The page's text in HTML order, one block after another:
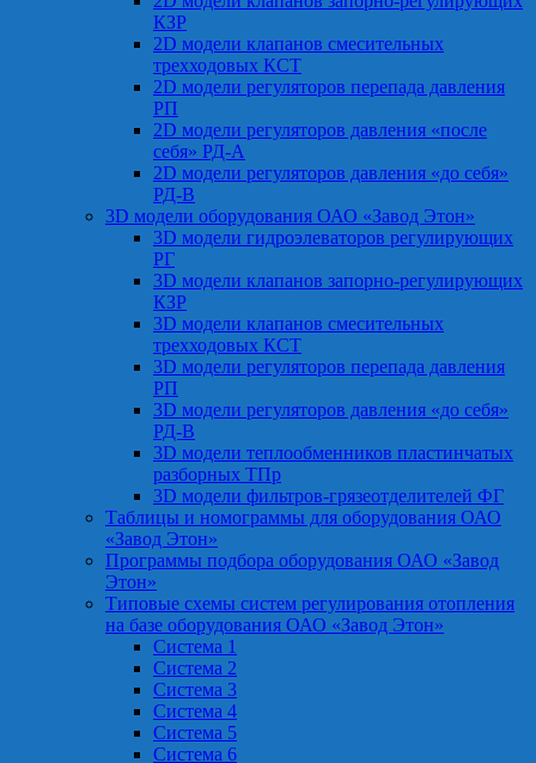
КЗР
2D модели клапанов смесительных
трехходовых КСТ
2D модели регуляторов перепада давления
РП
2D модели регуляторов давления «после
себя» РД-А
2D модели регуляторов давления «до себя»
РД-В
3D модели оборудования ОАО «Завод Этон»
3D модели гидроэлеваторов регулирующих
РГ
3D модели клапанов запорно-регулирующих
КЗР
3D модели клапанов смесительных
трехходовых КСТ
3D модели регуляторов перепада давления
РП
3D модели регуляторов давления «до себя»
РД-В
3D модели теплообменников пластинчатых
разборных ТПр
3D модели фильтров-грязеотделителей ФГ
Таблицы и номограммы для оборудования ОАО
«Завод Этон»
Программы подбора оборудования ОАО «Завод
Этон»
Типовые схемы систем регулирования отопления
на базе оборудования ОАО «Завод Этон»
Система 1
Система 2
Система 3
Система 4
Система 5
Система 6